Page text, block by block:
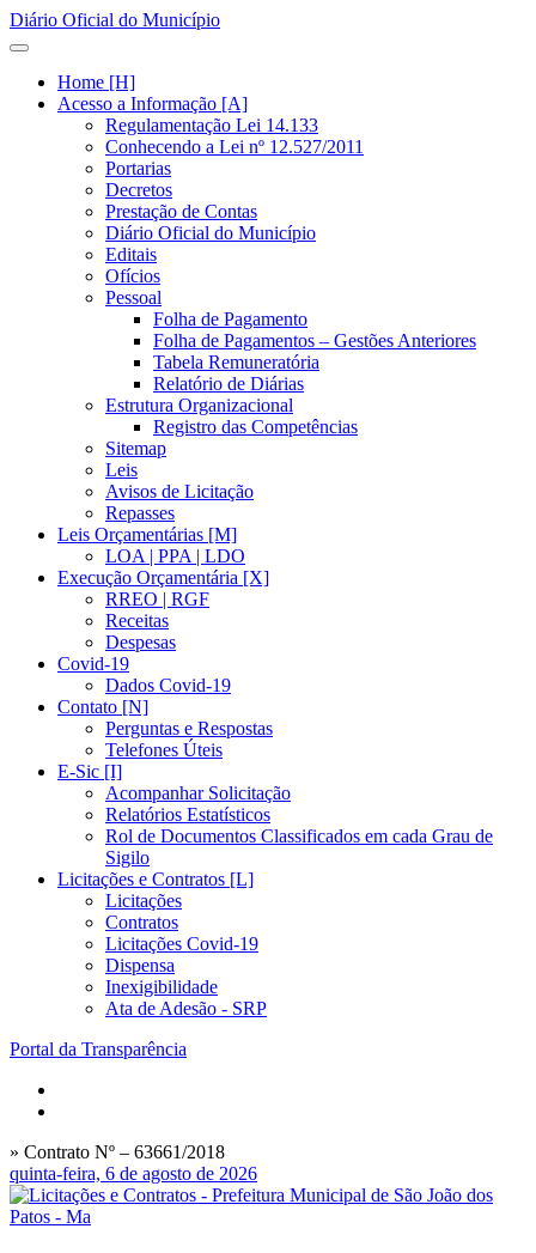
Diário Oficial do Município
Home [H]
Acesso a Informação [A]
Regulamentação Lei 14.133
Conhecendo a Lei nº 12.527/2011
Portarias
Decretos
Prestação de Contas
Diário Oficial do Município
Editais
Ofícios
Pessoal
Folha de Pagamento
Folha de Pagamentos – Gestões Anteriores
Tabela Remuneratória
Relatório de Diárias
Estrutura Organizacional
Registro das Competências
Sitemap
Leis
Avisos de Licitação
Repasses
Leis Orçamentárias [M]
LOA | PPA | LDO
Execução Orçamentária [X]
RREO | RGF
Receitas
Despesas
Covid-19
Dados Covid-19
Contato [N]
Perguntas e Respostas
Telefones Úteis
E-Sic [I]
Acompanhar Solicitação
Relatórios Estatísticos
Rol de Documentos Classificados em cada Grau de
Sigilo
Licitações e Contratos [L]
Licitações
Contratos
Licitações Covid-19
Dispensa
Inexigibilidade
Ata de Adesão - SRP
Portal da Transparência
» Contrato Nº – 63661/2018
quinta-feira, 6 de agosto de 2026